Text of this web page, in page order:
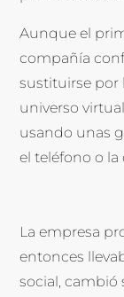
Aunque el
compañía
sustituirse por
universo
usando unas
el teléfono o
La empresa
entonces
social, cambió